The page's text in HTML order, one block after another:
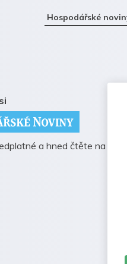
Hospodářské
a hned čtěte na